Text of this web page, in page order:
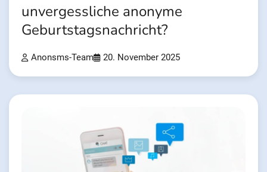
unvergessliche anonyme
Geburtstagsnachricht?
Anonsms-Team 20. November 2025